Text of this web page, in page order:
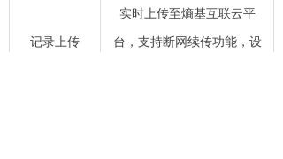
记录上传
实时上传至熵基互联云平
台，支持断网续传功能，设